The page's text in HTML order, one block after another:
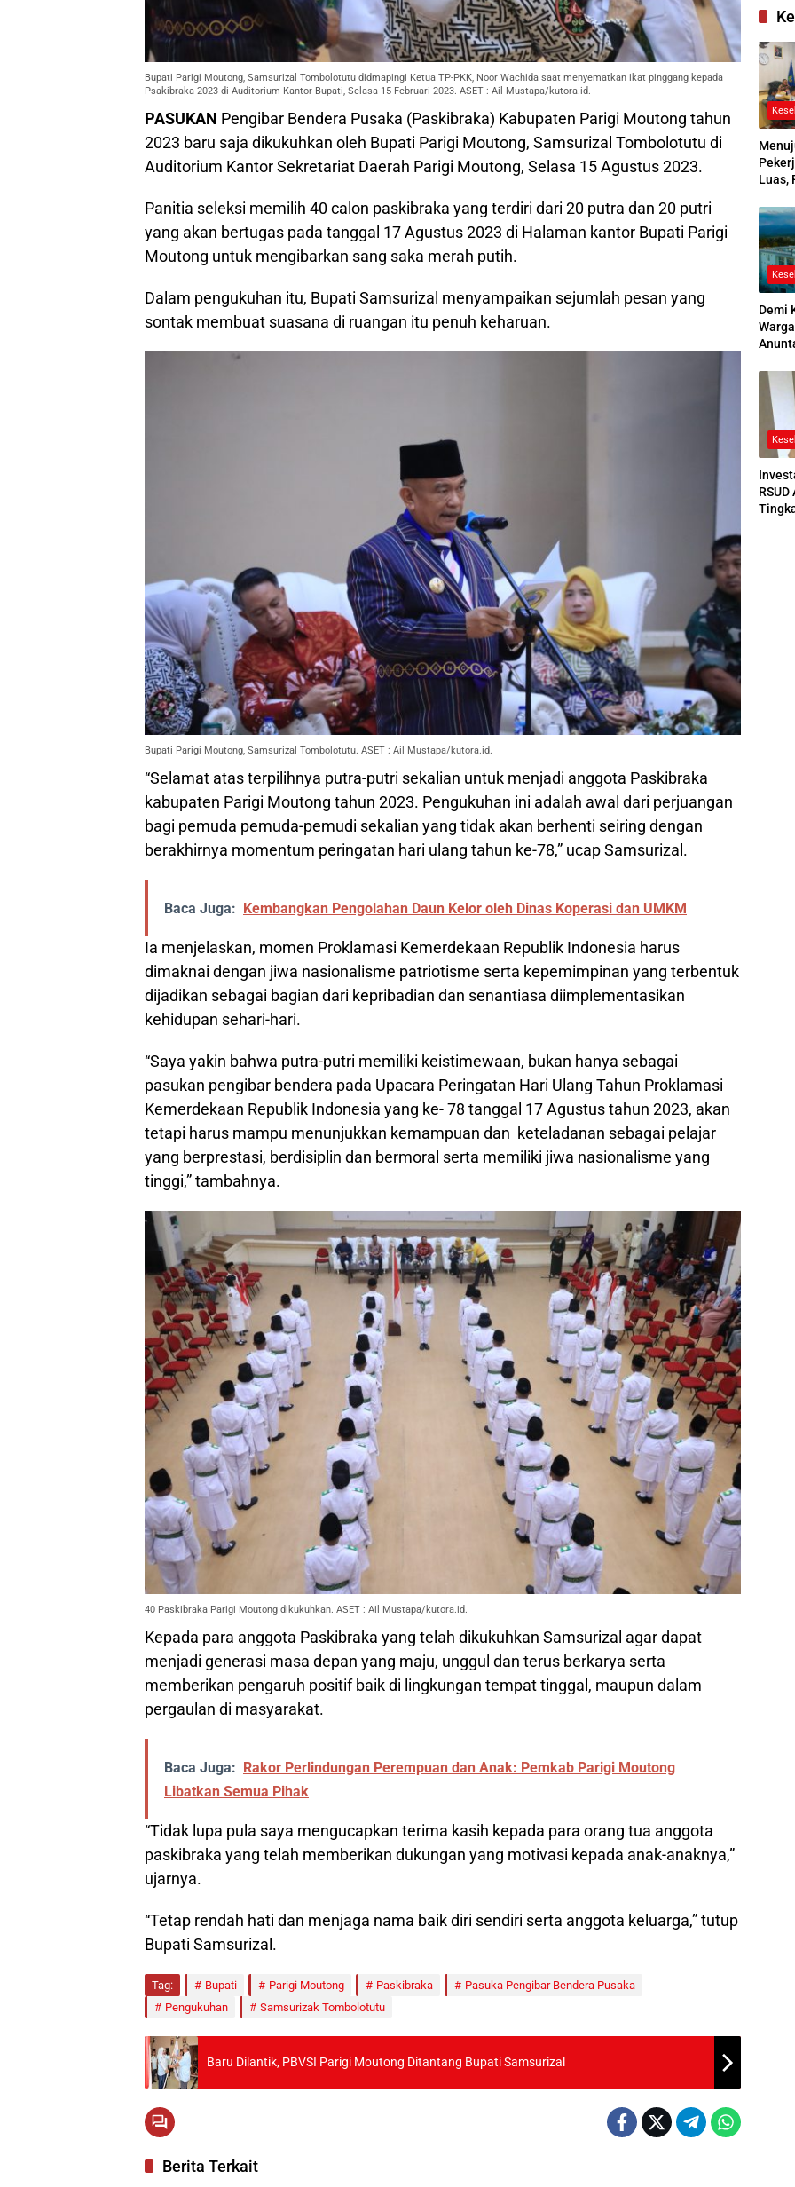
Bupati Parigi Moutong, Samsurizal Tombolotutu didmapingi Ketua TP-PKK, Noor Wachida saat menyematkan ikat pinggang kepada
Psakibraka 2023 di Auditorium Kantor Bupati, Selasa 15 Februari 2023. ASET : Ail Mustapa/kutora.id.
PASUKAN Pengibar Bendera Pusaka (Paskibraka) Kabupaten Parigi Moutong tahun
2023 baru saja dikukuhkan oleh Bupati Parigi Moutong, Samsurizal Tombolotutu di
Auditorium Kantor Sekretariat Daerah Parigi Moutong, Selasa 15 Agustus 2023.
Panitia seleksi memilih 40 calon paskibraka yang terdiri dari 20 putra dan 20 putri
yang akan bertugas pada tanggal 17 Agustus 2023 di Halaman kantor Bupati Parigi
Moutong untuk mengibarkan sang saka merah putih.
Dalam pengukuhan itu, Bupati Samsurizal menyampaikan sejumlah pesan yang
sontak membuat suasana di ruangan itu penuh keharuan.
Bupati Parigi Moutong, Samsurizal Tombolotutu. ASET : Ail Mustapa/kutora.id.
“Selamat atas terpilihnya putra-putri sekalian untuk menjadi anggota Paskibraka
kabupaten Parigi Moutong tahun 2023. Pengukuhan ini adalah awal dari perjuangan
bagi pemuda pemuda-pemudi sekalian yang tidak akan berhenti seiring dengan
berakhirnya momentum peringatan hari ulang tahun ke-78,” ucap Samsurizal.
Baca Juga: Kembangkan Pengolahan Daun Kelor oleh Dinas Koperasi dan UMKM
Ia menjelaskan, momen Proklamasi Kemerdekaan Republik Indonesia harus
dimaknai dengan jiwa nasionalisme patriotisme serta kepemimpinan yang terbentuk
dijadikan sebagai bagian dari kepribadian dan senantiasa diimplementasikan
kehidupan sehari-hari.
“Saya yakin bahwa putra-putri memiliki keistimewaan, bukan hanya sebagai
pasukan pengibar bendera pada Upacara Peringatan Hari Ulang Tahun Proklamasi
Kemerdekaan Republik Indonesia yang ke- 78 tanggal 17 Agustus tahun 2023, akan
tetapi harus mampu menunjukkan kemampuan dan keteladanan sebagai pelajar
yang berprestasi, berdisiplin dan bermoral serta memiliki jiwa nasionalisme yang
tinggi,” tambahnya.
40 Paskibraka Parigi Moutong dikukuhkan. ASET : Ail Mustapa/kutora.id.
Kepada para anggota Paskibraka yang telah dikukuhkan Samsurizal agar dapat
menjadi generasi masa depan yang maju, unggul dan terus berkarya serta
memberikan pengaruh positif baik di lingkungan tempat tinggal, maupun dalam
pergaulan di masyarakat.
Baca Juga: Rakor Perlindungan Perempuan dan Anak: Pemkab Parigi Moutong
Libatkan Semua Pihak
“Tidak lupa pula saya mengucapkan terima kasih kepada para orang tua anggota
paskibraka yang telah memberikan dukungan yang motivasi kepada anak-anaknya,”
ujarnya.
“Tetap rendah hati dan menjaga nama baik diri sendiri serta anggota keluarga,” tutup
Bupati Samsurizal.
Tag: Bupati Parigi Moutong Paskibraka
Pasuka Pengibar Bendera Pusaka
Pengukuhan
Samsurizak Tombolotutu
Baru Dilantik, PBVSI Parigi Moutong Ditantang Bupati Samsurizal
Berita Terkait
Luas,
2026
Demi